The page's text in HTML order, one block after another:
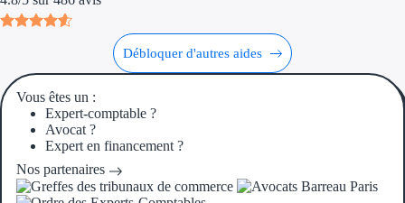
Ressources
FAQ
Nos partenaires
Débloquer d'autres aides
Vous êtes un :
Expert-comptable ?
Avocat ?
Expert en financement ?
Nos partenaires